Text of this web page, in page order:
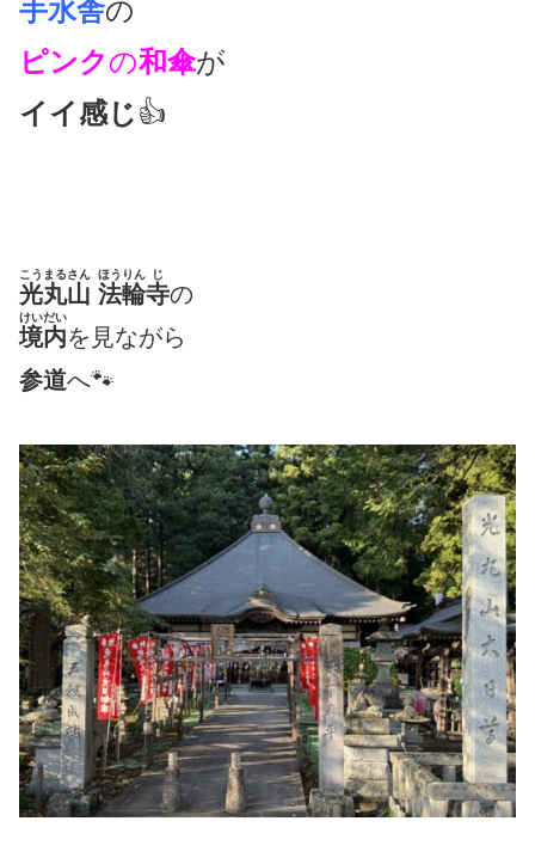
手水舎の
ピンクの和傘が
イイ感じ👍
光丸山
こうまるさん
法輪
ほうりん
寺
じ
の
境内
けいだい
を見ながら
参道へ🐾